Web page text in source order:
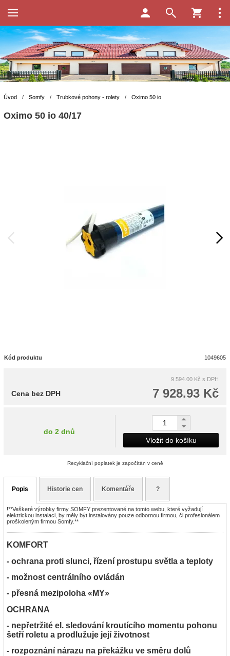
Úvod / Somfy / Trubkové pohony - rolety / Oximo 50 io
Oximo 50 io 40/17
Kód produktu 1049605
9 594.00 Kč s DPH
7 928.93 Kč
Cena bez DPH
do 2 dnů
Vložit do košíku
Recyklační poplatek je započítán v ceně
Popis Historie cen Komentáře ?
!**Veškeré výrobky firmy SOMFY prezentované na tomto webu, které vyžadují
elektrickou instalaci, by měly být instalovány pouze odbornou firmou, či profesionálem
proškoleným firmou Somfy.**
KOMFORT
- ochrana proti slunci, řízení prostupu světla a teploty
- možnost centrálního ovládán
- přesná mezipoloha «MY»
OCHRANA
- nepřetržité el. sledování kroutícího momentu pohonu
šetří roletu a prodlužuje její životnost
- rozpoznání nárazu na překážku ve směru dolů